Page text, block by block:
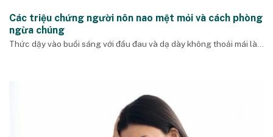
Các triệu chứng người nôn nao mệt mỏi và cách phòng
ngừa chúng
Thức dậy vào buổi sáng với đầu đau và dạ dày không thoải mái là...